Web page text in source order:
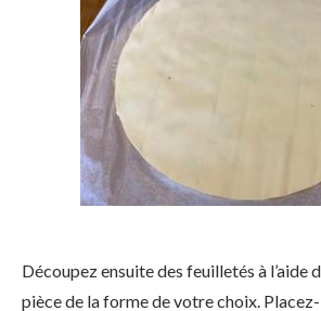
Découpez ensuite des feuilletés à
pièce de la forme de votre choix.